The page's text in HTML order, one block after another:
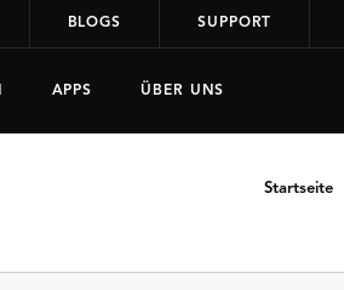
BLOGS SUPPORT
APPS ÜBER UNS
Startseite